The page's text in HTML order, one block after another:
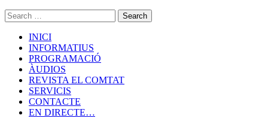
INICI
INFORMATIUS
PROGRAMACIÓ
ÀUDIOS
REVISTA EL COMTAT
SERVICIS
CONTACTE
EN DIRECTE…